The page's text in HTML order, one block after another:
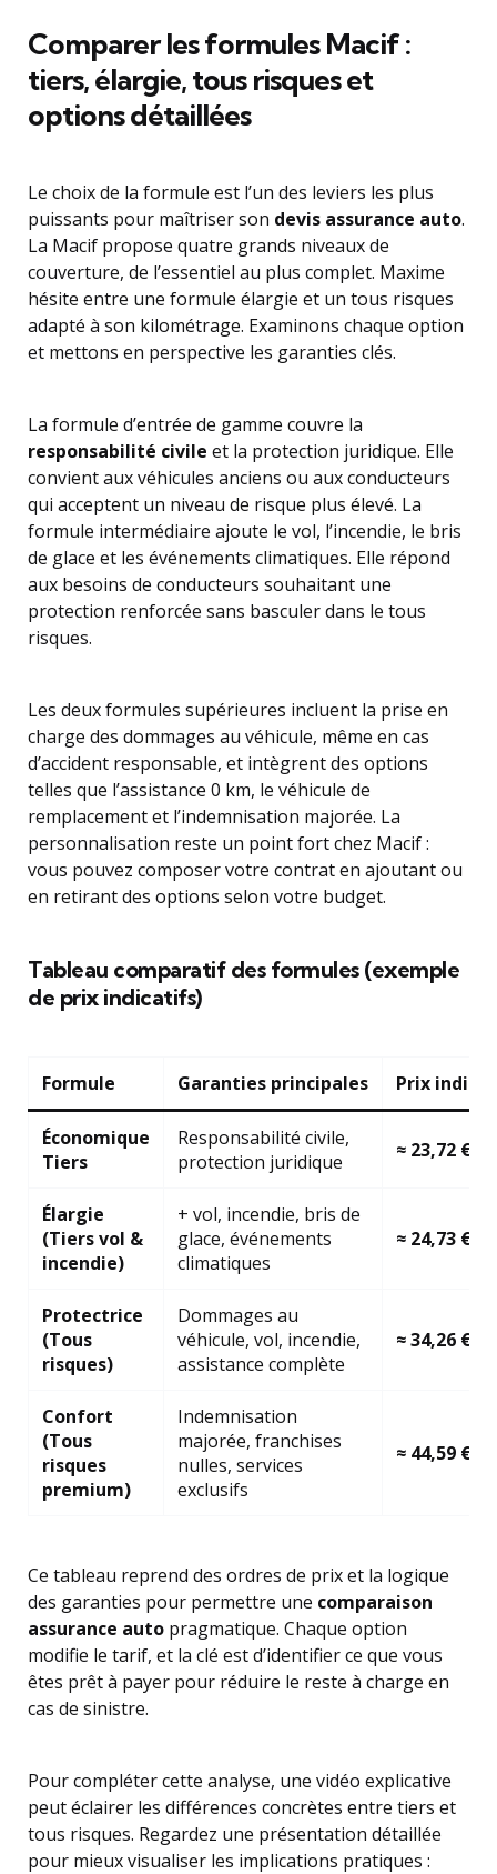
Comparer les formules Macif :
tiers, élargie, tous risques et
options détaillées
Le choix de la formule est l’un des leviers les plus
puissants pour maîtriser son devis assurance auto.
La Macif propose quatre grands niveaux de
couverture, de l’essentiel au plus complet. Maxime
hésite entre une formule élargie et un tous risques
adapté à son kilométrage. Examinons chaque option
et mettons en perspective les garanties clés.
La formule d’entrée de gamme couvre la
responsabilité civile et la protection juridique. Elle
convient aux véhicules anciens ou aux conducteurs
qui acceptent un niveau de risque plus élevé. La
formule intermédiaire ajoute le vol, l’incendie, le bris
de glace et les événements climatiques. Elle répond
aux besoins de conducteurs souhaitant une
protection renforcée sans basculer dans le tous
risques.
Les deux formules supérieures incluent la prise en
charge des dommages au véhicule, même en cas
d’accident responsable, et intègrent des options
telles que l’assistance 0 km, le véhicule de
remplacement et l’indemnisation majorée. La
personnalisation reste un point fort chez Macif :
vous pouvez composer votre contrat en ajoutant ou
en retirant des options selon votre budget.
Tableau comparatif des formules (exemple
de prix indicatifs)
Formule Garanties principales Prix
Économique
Tiers
Responsabilité civile,
protection juridique
≈ 23,72 €
Élargie
(Tiers vol &
incendie)
+ vol, incendie, bris de
glace, événements
climatiques
≈ 24,73 €
Protectrice
(Tous
risques)
Dommages au
véhicule, vol, incendie,
assistance complète
≈ 34,26 €
Confort
(Tous
risques
premium)
Indemnisation
majorée, franchises
nulles, services
exclusifs
≈ 44,59 €
Ce tableau reprend des ordres de prix et la logique
des garanties pour permettre une comparaison
assurance auto pragmatique. Chaque option
modifie le tarif, et la clé est d’identifier ce que vous
êtes prêt à payer pour réduire le reste à charge en
cas de sinistre.
Pour compléter cette analyse, une vidéo explicative
peut éclairer les différences concrètes entre tiers et
tous risques. Regardez une présentation détaillée
pour mieux visualiser les implications pratiques :